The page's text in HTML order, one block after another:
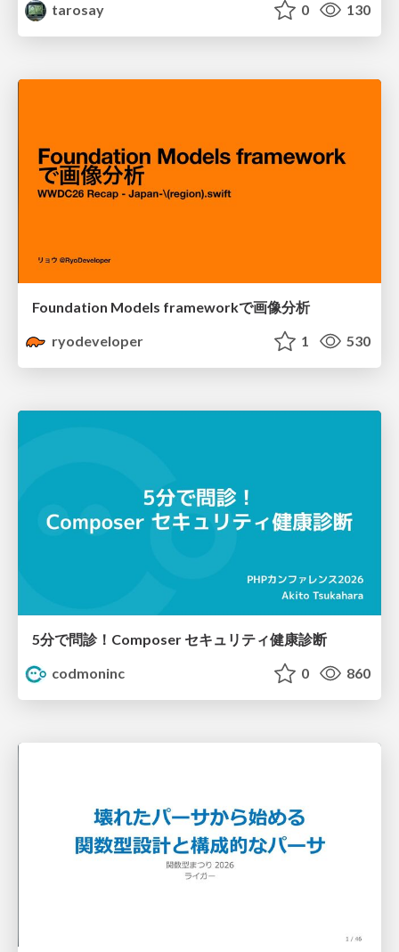
tarosay
0 130
Foundation Models frameworkで画像分析
ryodeveloper
1 530
5分で問診！Composer セキュリティ健康診断
codmoninc
0 860